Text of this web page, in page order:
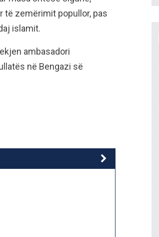
të zemërimit popullor, pas
islamit.
ambasadori
në Bengazi së